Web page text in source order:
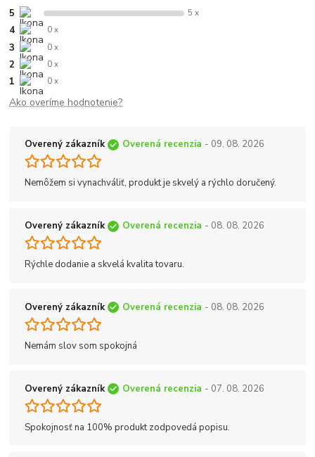
5 5 x
4 0 x
3 0 x
2 0 x
1 0 x
Ako overíme hodnotenie?
Overený zákazník Overená recenzia - 09. 08. 2026
Nemôžem si vynachváliť, produkt je skvelý a rýchlo doručený.
Overený zákazník Overená recenzia - 08. 08. 2026
Rýchle dodanie a skvelá kvalita tovaru.
Overený zákazník Overená recenzia - 08. 08. 2026
Nemám slov som spokojná
Overený zákazník Overená recenzia - 07. 08. 2026
Spokojnosť na 100% produkt zodpovedá popisu.